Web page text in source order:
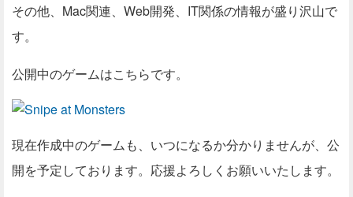
その他、Mac関連、Web開発、IT関係の情報が盛り沢山で
す。
公開中のゲームはこちらです。
現在作成中のゲームも、いつになるか分かりませんが、公
開を予定しております。応援よろしくお願いいたします。